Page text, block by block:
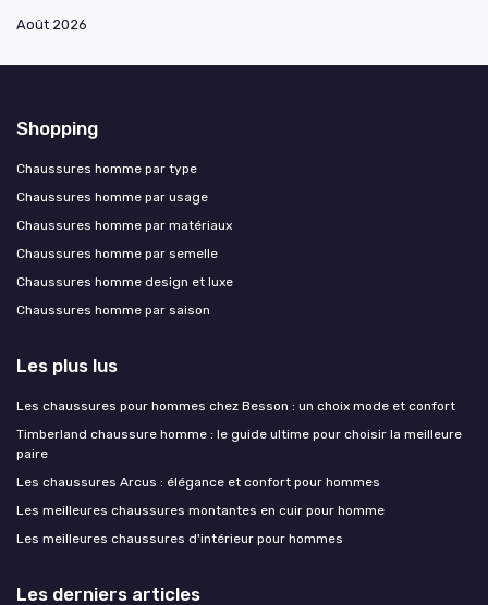
Août 2026
Shopping
Chaussures homme par type
Chaussures homme par usage
Chaussures homme par matériaux
Chaussures homme par semelle
Chaussures homme design et luxe
Chaussures homme par saison
Les plus lus
Les chaussures pour hommes chez Besson : un choix mode et confort
Timberland chaussure homme : le guide ultime pour choisir la meilleure
paire
Les chaussures Arcus : élégance et confort pour hommes
Les meilleures chaussures montantes en cuir pour homme
Les meilleures chaussures d'intérieur pour hommes
Les derniers articles